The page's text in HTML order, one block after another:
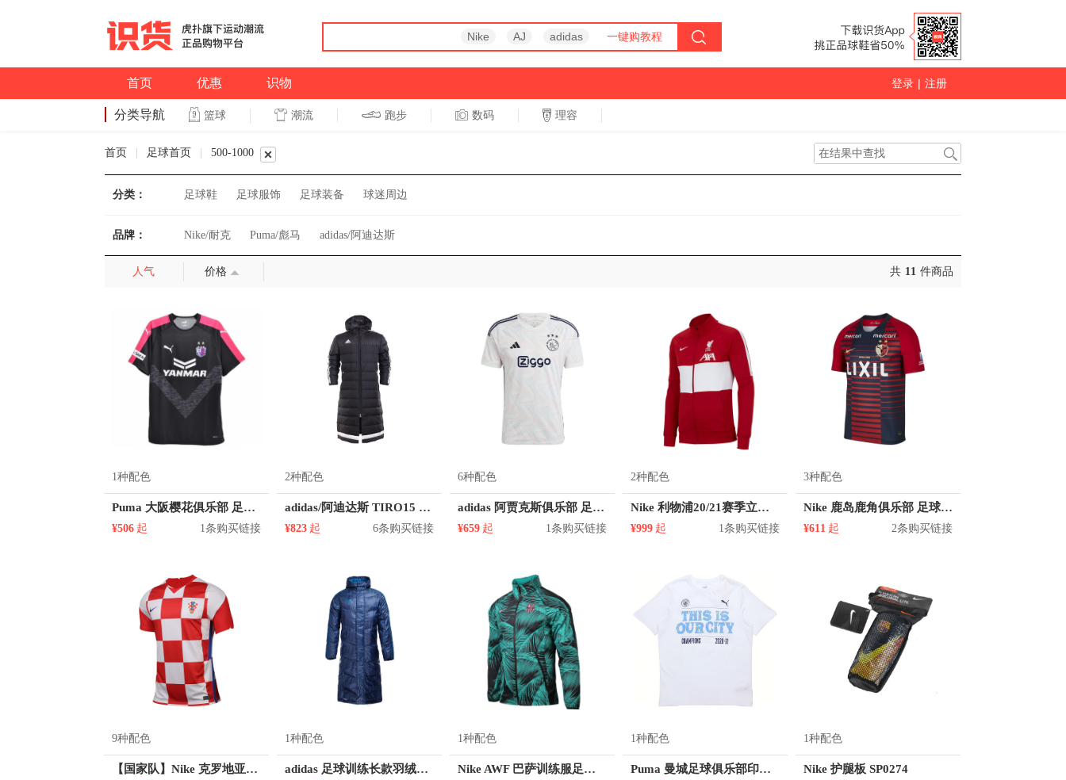
Nike AJ adidas 一键购教程
首页 优惠 识物 登录 | 注册
分类导航 篮球 潮流 跑步 数码 理容
首页 足球首页 500-1000
分类： 足球鞋 足球服饰 足球装备 球迷周边
品牌： Nike/耐克 Puma/彪马 adidas/阿迪达斯
人气 价格 共 11 件商品
1种配色
Puma 大阪樱花俱乐部 足球球衣
¥506 起 1条购买链接
2种配色
adidas/阿迪达斯 TIRO15 L DWN JK 足球中长款连帽保暖羽绒服 AA6885
¥823 起 6条购买链接
6种配色
adidas 阿贾克斯俱乐部 足球球衣
¥659 起 1条购买链接
2种配色
Nike 利物浦20/21赛季立领足球针织夹克外套 男女同款 CZ2778
¥999 起 1条购买链接
3种配色
Nike 鹿岛鹿角俱乐部 足球球衣
¥611 起 2条购买链接
9种配色
【国家队】Nike 克罗地亚国家队 足球球衣
1种配色
adidas 足球训练长款羽绒服 AY4579
1种配色
Nike AWF 巴萨训练服足球外套运动连帽夹克 CK8570
1种配色
Puma 曼城足球俱乐部印花圆领短袖T恤 男女同款 768843
1种配色
Nike 护腿板 SP0274